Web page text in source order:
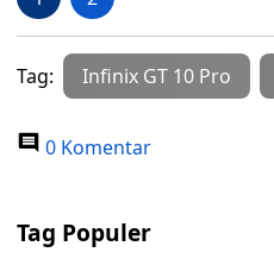
Tag: Infinix GT 10 Pro
0 Komentar
Tag Populer